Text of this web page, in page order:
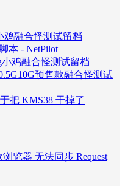
鸡融合怪测试留档
本 - NetPilot
小鸡融合怪测试留档
预售款融合怪测试
把 KMS38 干掉了
览器 无法同步 Request